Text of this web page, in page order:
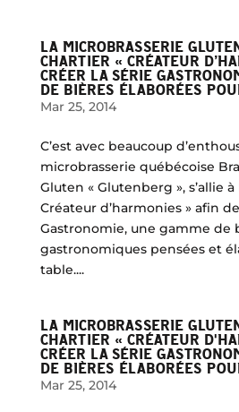
LA MICROBRASSERIE
CHARTIER « CRÉATEUR
CRÉER LA SÉRIE
DE BIÈRES ÉLABORÉES
Mar 25, 2014
C’est avec beaucoup
microbrasserie québécoise
Gluten « Glutenberg », s’allie
Créateur d’harmonies » afin
Gastronomie, une gamme de
gastronomiques pensées et
table....
LA MICROBRASSERIE
CHARTIER « CRÉATEUR
CRÉER LA SÉRIE
DE BIÈRES ÉLABORÉES
Mar 25, 2014